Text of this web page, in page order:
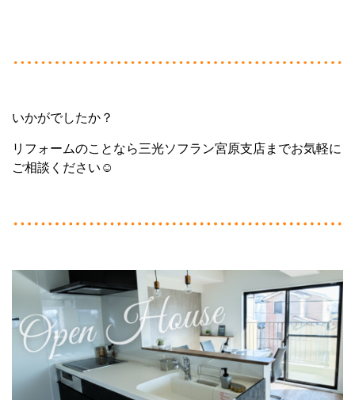
いかがでしたか？
リフォームのことなら三光ソフラン宮原支店までお気軽に
ご相談ください☺